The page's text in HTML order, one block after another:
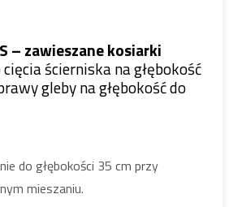
– zawieszane kosiarki
ścierniska na głębokość
gleby na głębokość do
do głębokości 35 cm przy
mieszaniu.